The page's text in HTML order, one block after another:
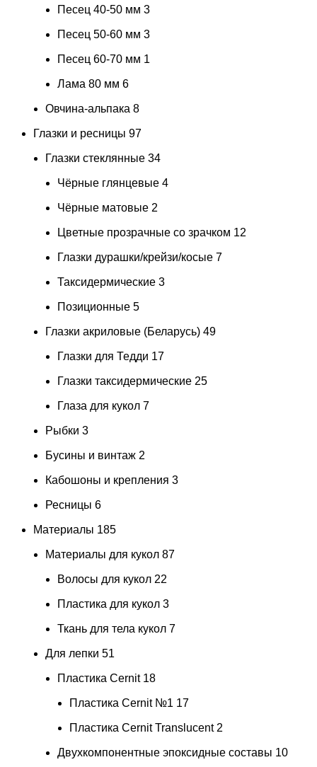
Песец 40-50 мм 3
Песец 50-60 мм 3
Песец 60-70 мм 1
Лама 80 мм 6
Овчина-альпака 8
Глазки и ресницы 97
Глазки стеклянные 34
Чёрные глянцевые 4
Чёрные матовые 2
Цветные прозрачные со зрачком 12
Глазки дурашки/крейзи/косые 7
Таксидермические 3
Позиционные 5
Глазки акриловые (Беларусь) 49
Глазки для Тедди 17
Глазки таксидермические 25
Глаза для кукол 7
Рыбки 3
Бусины и винтаж 2
Кабошоны и крепления 3
Ресницы 6
Материалы 185
Материалы для кукол 87
Волосы для кукол 22
Пластика для кукол 3
Ткань для тела кукол 7
Для лепки 51
Пластика Cernit 18
Пластика Cernit №1 17
Пластика Cernit Translucent 2
Двухкомпонентные эпоксидные составы 10